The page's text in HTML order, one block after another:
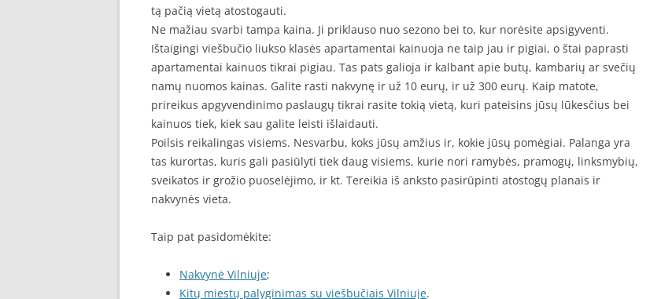
tą pačią vietą atostogauti.
Ne mažiau svarbi tampa kaina. Ji priklauso nuo sezono bei to, kur norėsite apsigyventi.
Ištaigingi viešbučio liukso klasės apartamentai kainuoja ne taip jau ir pigiai, o štai paprasti
apartamentai kainuos tikrai pigiau. Tas pats galioja ir kalbant apie butų, kambarių ar svečių
namų nuomos kainas. Galite rasti nakvynę ir už 10 eurų, ir už 300 eurų. Kaip matote,
prireikus apgyvendinimo paslaugų tikrai rasite tokią vietą, kuri pateisins jūsų lūkesčius bei
kainuos tiek, kiek sau galite leisti išlaidauti.
Poilsis reikalingas visiems. Nesvarbu, koks jūsų amžius ir, kokie jūsų pomėgiai. Palanga yra
tas kurortas, kuris gali pasiūlyti tiek daug visiems, kurie nori ramybės, pramogų, linksmybių,
sveikatos ir grožio puoselėjimo, ir kt. Tereikia iš anksto pasirūpinti atostogų planais ir
nakvynės vieta.
Taip pat pasidomėkite:
Nakvynė Vilniuje;
Kitų miestų palyginimas su viešbučiais Vilniuje.